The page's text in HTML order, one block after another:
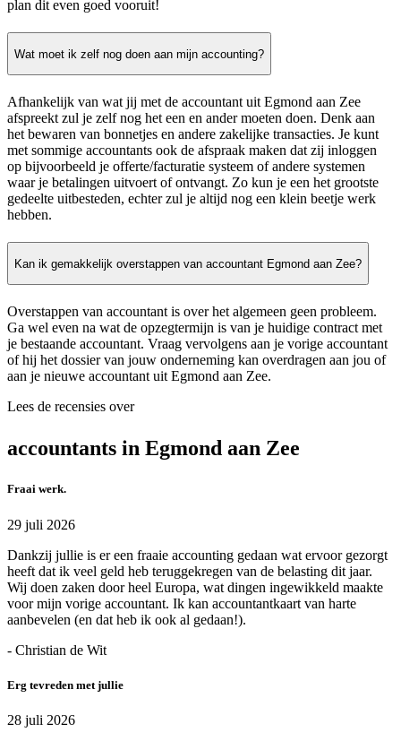
plan dit even goed vooruit!
Wat moet ik zelf nog doen aan mijn accounting?
Afhankelijk van wat jij met de accountant uit Egmond aan Zee
afspreekt zul je zelf nog het een en ander moeten doen. Denk aan
het bewaren van bonnetjes en andere zakelijke transacties. Je kunt
met sommige accountants ook de afspraak maken dat zij inloggen
op bijvoorbeeld je offerte/facturatie systeem of andere systemen
waar je betalingen uitvoert of ontvangt. Zo kun je een het grootste
gedeelte uitbesteden, echter zul je altijd nog een klein beetje werk
hebben.
Kan ik gemakkelijk overstappen van accountant Egmond aan Zee?
Overstappen van accountant is over het algemeen geen probleem.
Ga wel even na wat de opzegtermijn is van je huidige contract met
je bestaande accountant. Vraag vervolgens aan je vorige accountant
of hij het dossier van jouw onderneming kan overdragen aan jou of
aan je nieuwe accountant uit Egmond aan Zee.
Lees de recensies over
accountants in Egmond aan Zee
Fraai werk.
29 juli 2026
Dankzij jullie is er een fraaie accounting gedaan wat ervoor gezorgt
heeft dat ik veel geld heb teruggekregen van de belasting dit jaar.
Wij doen zaken door heel Europa, wat dingen ingewikkeld maakte
voor mijn vorige accountant. Ik kan accountantkaart van harte
aanbevelen (en dat heb ik ook al gedaan!).
- Christian de Wit
Erg tevreden met jullie
28 juli 2026